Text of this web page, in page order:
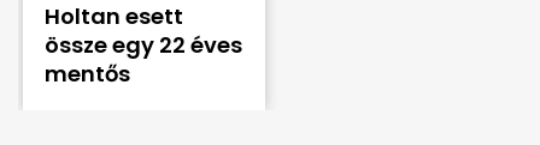
Holtan esett
össze egy 22 éves
mentős